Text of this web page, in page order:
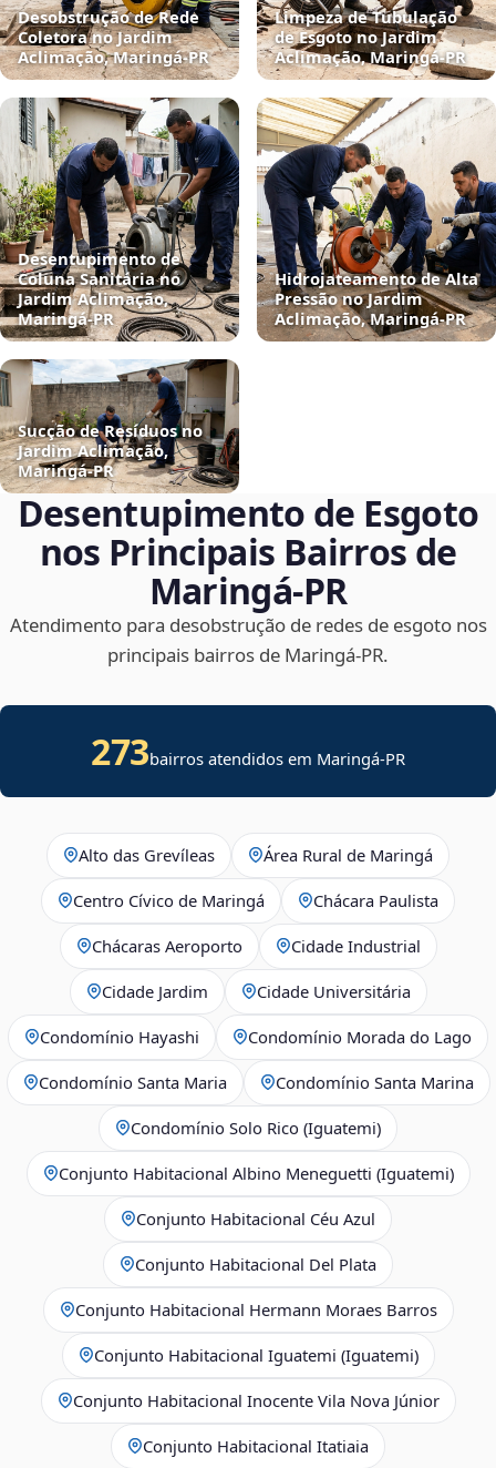
Desobstrução de Rede
Coletora no Jardim
Aclimação, Maringá‑PR
Limpeza de Tubulação
de Esgoto no Jardim
Aclimação, Maringá‑PR
Desentupimento de
Coluna Sanitária no
Jardim Aclimação,
Maringá‑PR
Hidrojateamento de Alta
Pressão no Jardim
Aclimação, Maringá‑PR
Sucção de Resíduos no
Jardim Aclimação,
Maringá‑PR
Desentupimento de Esgoto
nos Principais Bairros de
Maringá‑PR
Atendimento para desobstrução de redes de esgoto nos
principais bairros de Maringá‑PR.
273bairros atendidos em Maringá-PR
Alto das Grevíleas Área Rural de Maringá
Centro Cívico de Maringá Chácara Paulista
Chácaras Aeroporto Cidade Industrial
Cidade Jardim Cidade Universitária
Condomínio Hayashi Condomínio Morada do Lago
Condomínio Santa Maria Condomínio Santa Marina
Condomínio Solo Rico (Iguatemi)
Conjunto Habitacional Albino Meneguetti (Iguatemi)
Conjunto Habitacional Céu Azul
Conjunto Habitacional Del Plata
Conjunto Habitacional Hermann Moraes Barros
Conjunto Habitacional Iguatemi (Iguatemi)
Conjunto Habitacional Inocente Vila Nova Júnior
Conjunto Habitacional Itatiaia